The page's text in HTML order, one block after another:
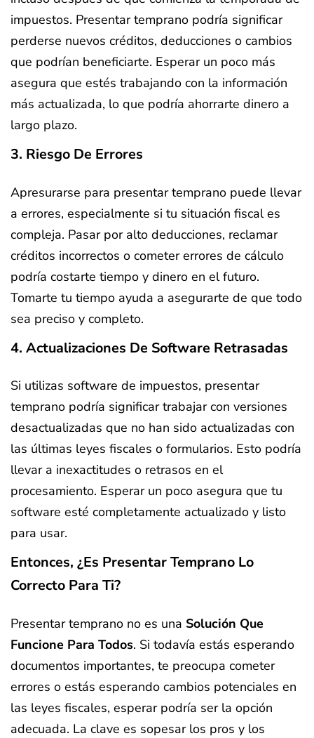
impuestos. Presentar temprano podría significar
perderse nuevos créditos, deducciones o cambios
que podrían beneficiarte. Esperar un poco más
asegura que estés trabajando con la información
más actualizada, lo que podría ahorrarte dinero a
largo plazo.
3. Riesgo De Errores
Apresurarse para presentar temprano puede llevar
a errores, especialmente si tu situación fiscal es
compleja. Pasar por alto deducciones, reclamar
créditos incorrectos o cometer errores de cálculo
podría costarte tiempo y dinero en el futuro.
Tomarte tu tiempo ayuda a asegurarte de que todo
sea preciso y completo.
4. Actualizaciones De Software Retrasadas
Si utilizas software de impuestos, presentar
temprano podría significar trabajar con versiones
desactualizadas que no han sido actualizadas con
las últimas leyes fiscales o formularios. Esto podría
llevar a inexactitudes o retrasos en el
procesamiento. Esperar un poco asegura que tu
software esté completamente actualizado y listo
para usar.
Entonces, ¿Es Presentar Temprano Lo
Correcto Para Ti?
Presentar temprano no es una Solución Que
Funcione Para Todos. Si todavía estás esperando
documentos importantes, te preocupa cometer
errores o estás esperando cambios potenciales en
las leyes fiscales, esperar podría ser la opción
adecuada. La clave es sopesar los pros y los